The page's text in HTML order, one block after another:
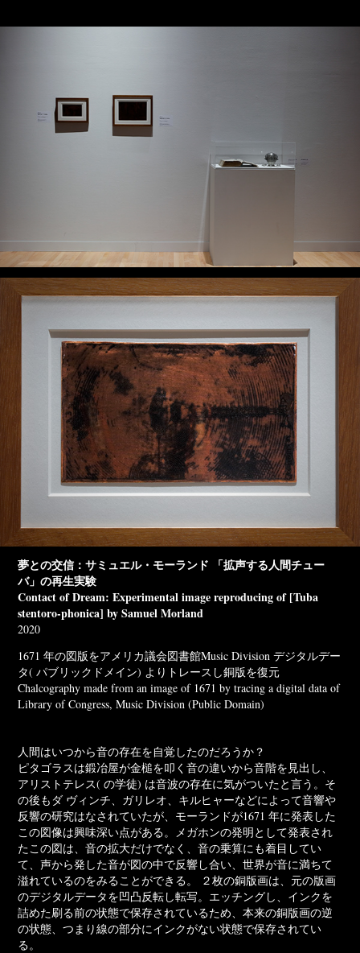
夢との交信：サミュエル・モーランド 「拡声する人間チュー
バ」の再生実験
Contact of Dream: Experimental image reproducing of [Tuba
stentoro-phonica] by Samuel Morland
2020
1671 年の図版をアメリカ議会図書館Music Division デジタルデー
タ( パブリックドメイン) よりトレースし銅版を復元
Chalcography made from an image of 1671 by tracing a digital data of
Library of Congress, Music Division (Public Domain)
人間はいつから音の存在を自覚したのだろうか？
ピタゴラスは鍛冶屋が金槌を叩く音の違いから音階を見出し、
アリストテレス( の学徒) は音波の存在に気がついたと言う。そ
の後もダ ヴィンチ、ガリレオ、キルヒャーなどによって音響や
反響の研究はなされていたが、モーランドが1671 年に発表した
この図像は興味深い点がある。メガホンの発明として発表され
たこの図は、音の拡大だけでなく、音の乗算にも着目してい
て、声から発した音が図の中で反響し合い、世界が音に満ちて
溢れているのをみることができる。 ２枚の銅版画は、元の版画
のデジタルデータを凹凸反転し転写。エッチングし、インクを
詰めた刷る前の状態で保存されているため、本来の銅版画の逆
の状態、つまり線の部分にインクがない状態で保存されてい
る。